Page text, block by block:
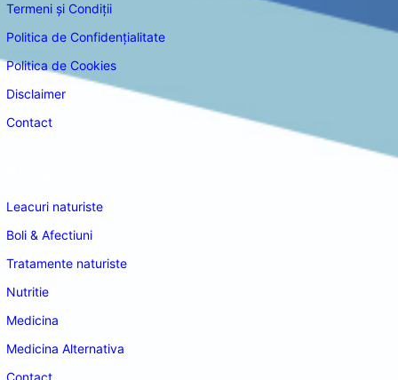
Termeni și Condiții
Politica de Confidențialitate
Politica de Cookies
Disclaimer
Contact
Leacuri naturiste
Boli & Afectiuni
Tratamente naturiste
Nutritie
Medicina
Medicina Alternativa
Contact